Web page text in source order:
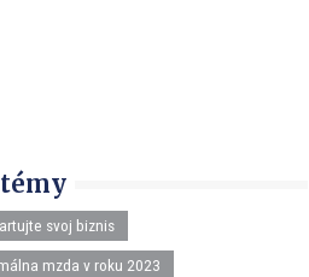
svoj biznis
mzda v roku 2023